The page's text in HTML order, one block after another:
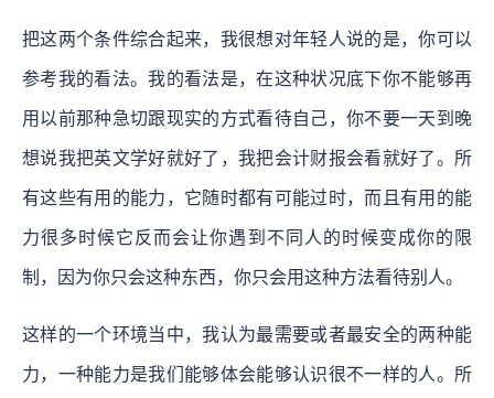
把这两个条件综合起来，我很想对年轻人说的是，你可以
参考我的看法。我的看法是，在这种状况底下你不能够再
用以前那种急切跟现实的方式看待自己，你不要一天到晚
想说我把英文学好就好了，我把会计财报会看就好了。所
有这些有用的能力，它随时都有可能过时，而且有用的能
力很多时候它反而会让你遇到不同人的时候变成你的限
制，因为你只会这种东西，你只会用这种方法看待别人。
这样的一个环境当中，我认为最需要或者最安全的两种能
力，一种能力是我们能够体会能够认识很不一样的人。所